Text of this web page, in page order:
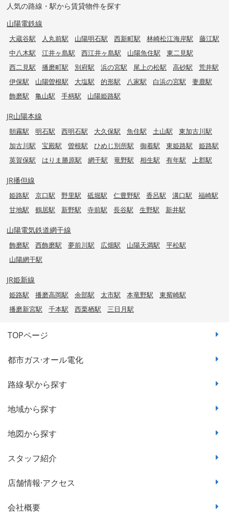
人気の路線・駅から賃貸物件を探す
山陽電鉄線
大蔵谷駅 人丸前駅 山陽明石駅 西新町駅 林崎松江海岸駅
藤江駅
中八木駅
江井ヶ島駅 西江井ヶ島駅 山陽魚住駅
東二見駅
西二見駅
播磨町駅 別府駅 浜の宮駅 尾上の松駅 高砂駅
荒井駅
伊保駅
山陽曽根駅 大塩駅 的形駅 八家駅 白浜の宮駅
妻鹿駅
飾磨駅
亀山駅 手柄駅 山陽姫路駅
JR山陽本線
朝霧駅 明石駅 西明石駅 大久保駅 魚住駅 土山駅
東加古川駅
加古川駅
宝殿駅 曽根駅 ひめじ別所駅 御着駅 東姫路駅
姫路駅
英賀保駅
はりま勝原駅 網干駅 竜野駅 相生駅 有年駅 上郡駅
JR播但線
姫路駅 京口駅 野里駅 砥堀駅 仁豊野駅 香呂駅 溝口駅
福崎駅
甘地駅
鶴居駅 新野駅 寺前駅 長谷駅 生野駅 新井駅
山陽電気鉄道網干線
飾磨駅 西飾磨駅 夢前川駅 広畑駅 山陽天満駅
平松駅
山陽網干駅
JR姫新線
姫路駅 播磨高岡駅 余部駅 太市駅 本竜野駅
東觜崎駅
播磨新宮駅
千本駅 西栗栖駅 三日月駅
TOPページ
都市ガス·オール電化
路線·駅から探す
地域から探す
地図から探す
スタッフ紹介
店舗情報·アクセス
会社概要